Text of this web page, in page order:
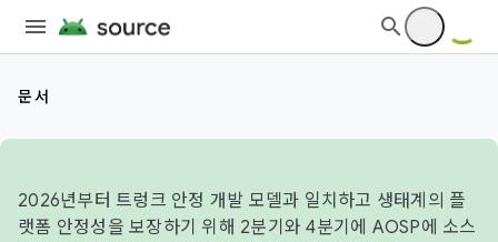
문서
2026년부터 트렁크 안정 개발 모델과 일치하고 생태계의 플
랫폼 안정성을 보장하기 위해 2분기와 4분기에 AOSP에 소스